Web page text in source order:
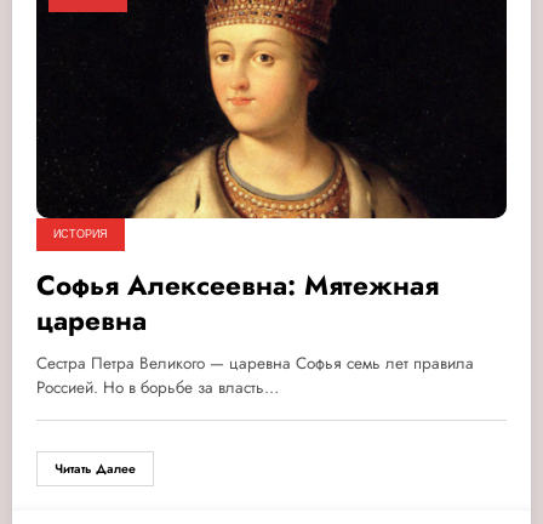
ИСТОРИЯ
Софья Алексеевна: Мятежная
царевна
Сестра Петра Великого — царевна Софья семь лет правила
Россией. Но в борьбе за власть…
Читать Далее